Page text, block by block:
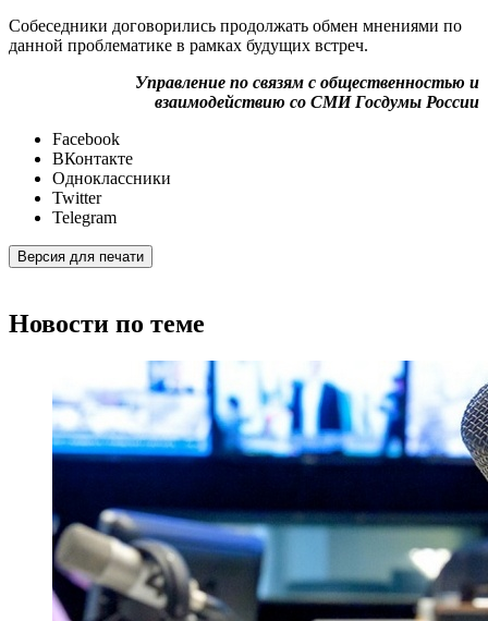
Собеседники договорились продолжать обмен мнениями по
данной проблематике в рамках будущих встреч.
Управление по связям с общественностью и
взаимодействию со СМИ Госдумы России
Facebook
ВКонтакте
Одноклассники
Twitter
Telegram
Версия для печати
Новости по теме